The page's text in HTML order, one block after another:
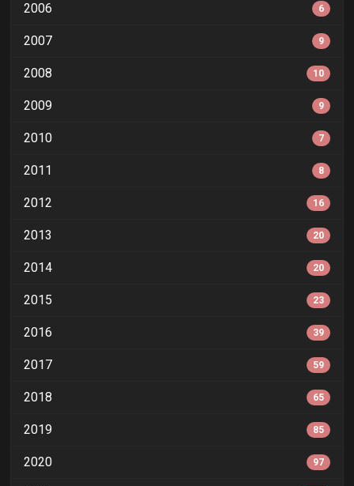
2006 6
2007 9
2008 10
2009 9
2010 7
2011 8
2012 16
2013 20
2014 20
2015 23
2016 39
2017 59
2018 65
2019 85
2020 97